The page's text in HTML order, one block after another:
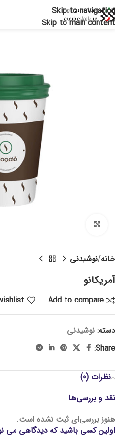
Skip to navigation
Skip to main content
خانه نوشیدنی
آمریکانو
Add to compare
دسته: نوشیدنی
Share:
نظرات (0)
نقد و بررسی‌ها
هنوز بررسی‌ای ثبت نشده است.
اولین کسی باشید که دیدگاهی می